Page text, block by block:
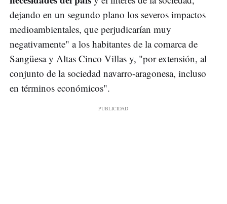
dejando en un segundo plano los severos impactos
medioambientales, que perjudicarían muy
negativamente" a los habitantes de la comarca de
Sangüesa y Altas Cinco Villas y, "por extensión, al
conjunto de la sociedad navarro-aragonesa, incluso
en términos económicos".